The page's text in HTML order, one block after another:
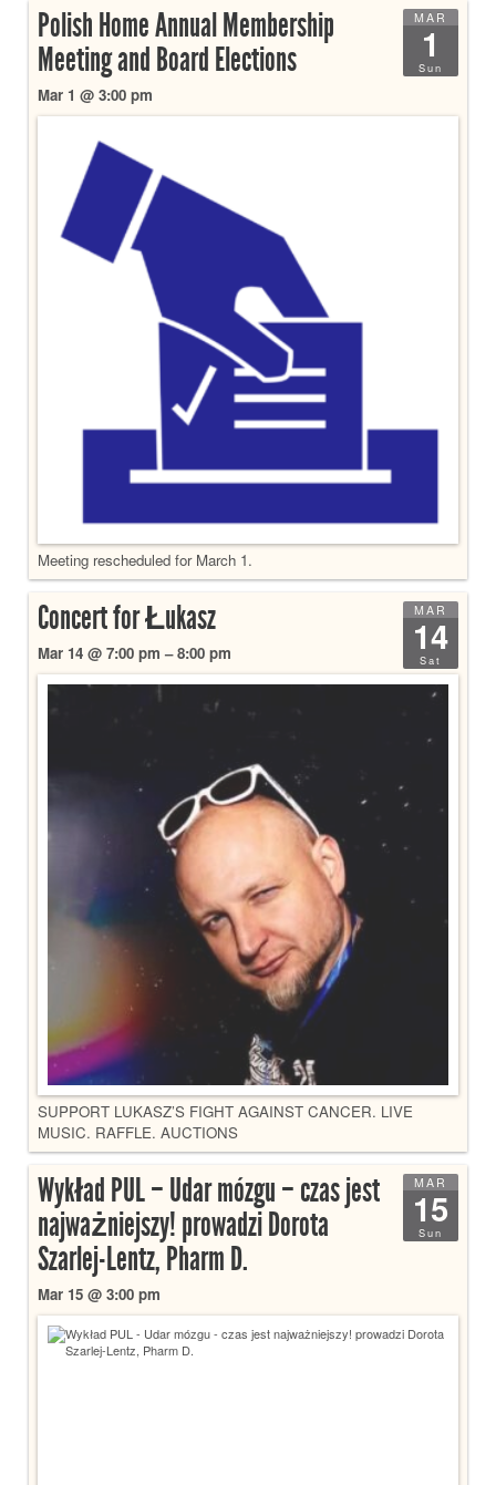
MAR
1
Sun
Polish Home Annual Membership
Meeting and Board Elections
Mar 1 @ 3:00 pm
Meeting rescheduled for March 1.
MAR
14
Sat
Concert for Łukasz
Mar 14 @ 7:00 pm – 8:00 pm
SUPPORT LUKASZ’S FIGHT AGAINST CANCER. LIVE
MUSIC. RAFFLE. AUCTIONS
MAR
15
Sun
Wykład PUL – Udar mózgu – czas jest
najważniejszy! prowadzi Dorota
Szarlej-Lentz, Pharm D.
Mar 15 @ 3:00 pm